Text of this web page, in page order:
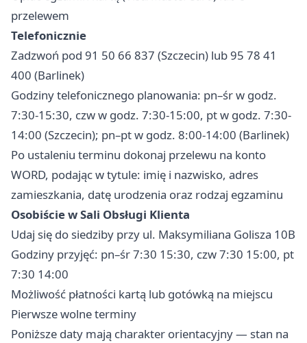
przelewem
Telefonicznie
Zadzwoń pod 91 50 66 837 (Szczecin) lub 95 78 41
400 (Barlinek)
Godziny telefonicznego planowania: pn–śr w godz.
7:30-15:30, czw w godz. 7:30-15:00, pt w godz. 7:30-
14:00 (Szczecin); pn–pt w godz. 8:00-14:00 (Barlinek)
Po ustaleniu terminu dokonaj przelewu na konto
WORD, podając w tytule: imię i nazwisko, adres
zamieszkania, datę urodzenia oraz rodzaj egzaminu
Osobiście w Sali Obsługi Klienta
Udaj się do siedziby przy ul. Maksymiliana Golisza 10B
Godziny przyjęć: pn–śr 7:30 15:30, czw 7:30 15:00, pt
7:30 14:00
Możliwość płatności kartą lub gotówką na miejscu
Pierwsze wolne terminy
Poniższe daty mają charakter orientacyjny — stan na